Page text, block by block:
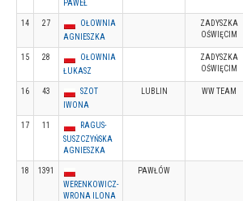
PAWEŁ
14 27
OŁOWNIA
AGNIESZKA
ZADYSZKA
OŚWIĘCIM
15 28
OŁOWNIA
ŁUKASZ
ZADYSZKA
OŚWIĘCIM
16 43
SZOT
IWONA
LUBLIN WW TEAM
17 11
RAGUS-
SUSZCZYŃSKA
AGNIESZKA
18
1391
WERENKOWICZ-
WRONA ILONA
PAWŁÓW